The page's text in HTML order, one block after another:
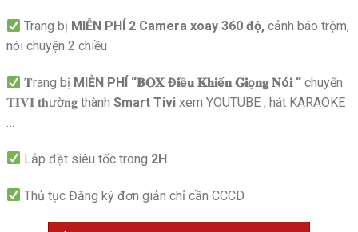
Trang bị MIỄN PHÍ 2 Camera xoay 360 độ, cảnh báo trộm,
nói chuyện 2 chiều
𝐓rang bị MIỄN PHÍ “𝐁𝐎𝐗 Đ𝐢ề𝐮 𝐊𝐡𝐢ể𝐧 𝐆𝐢ọ𝐧𝐠 𝐍ó𝐢 “ chuyển
𝐓𝐈𝐕𝐈 𝐭𝐡ườ𝐧𝐠 thành Smart Tivi xem YOUTUBE , hát KARAOKE
…
Lắp đặt siêu tốc trong 2H
Thủ tục Đăng ký đơn giản chỉ cần CCCD